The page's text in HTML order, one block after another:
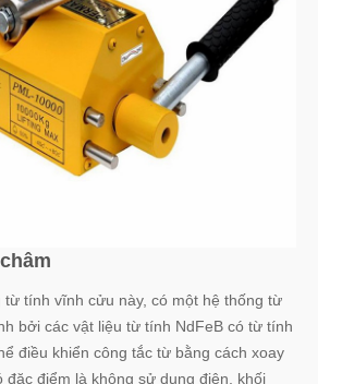
từ tính vĩnh cửu này, có một hệ thống từ
bởi các vật liệu từ tính NdFeB có từ tính
điều khiển công tắc từ bằng cách xoay
đặc điểm là không sử dụng điện, khối